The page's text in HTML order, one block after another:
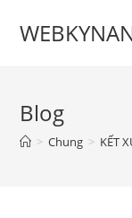
Blog
> Chung > KẾT